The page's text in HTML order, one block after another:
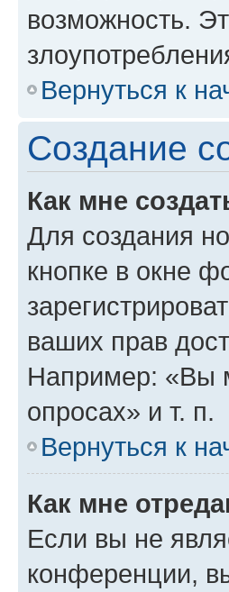
возможность.
Вернуться к
Создание
Как мне
Для создания
кнопке в окне
ваших прав
Например: «Вы
опросах» и т. п.
Вернуться к
Как мне
Если вы не
конференции,